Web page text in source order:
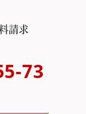
請求
73